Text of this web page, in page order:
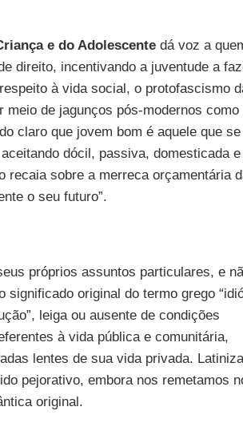
e do Adolescentedá voz a
direito, incentivando a juventude a
à vida social, o protofascismo
de jagunços pós-modernos como
claro que jovem bom é aquele que se
dócil, passiva, domesticada e
recaia sobre a merreca orçamentária
o seu futuro”.
próprios assuntos particulares, e
original do termo grego
leiga ou ausente de condições
à vida pública e comunitária,
lentes de sua vida privada.
pejorativo, embora nos remetamos
original.